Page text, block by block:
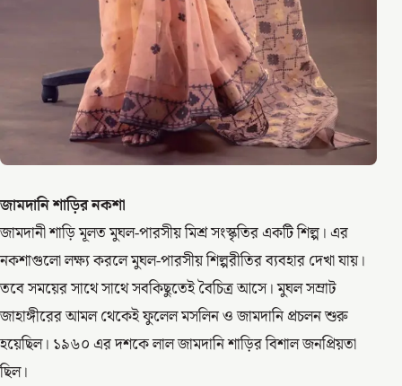
জামদানি শাড়ির নকশা
জামদানী শাড়ি মূলত মুঘল-পারসীয় মিশ্র সংস্কৃতির একটি শিল্প। এর
নকশাগুলো লক্ষ্য করলে মুঘল-পারসীয় শিল্পরীতির ব্যবহার দেখা যায়।
তবে সময়ের সাথে সাথে সবকিছুতেই বৈচিত্র আসে। মুঘল সম্রাট
জাহাঙ্গীরের আমল থেকেই ফুলেল মসলিন ও জামদানি প্রচলন শুরু
হয়েছিল। ১৯৬০ এর দশকে লাল জামদানি শাড়ির বিশাল জনপ্রিয়তা
ছিল।